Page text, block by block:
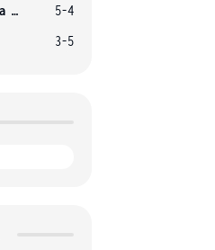
Alexandrova E.
5-4
3-5